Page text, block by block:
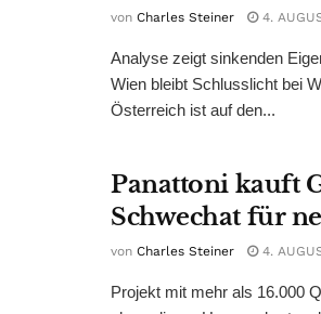
von Charles Steiner 4.
Analyse zeigt sinkenden
Wien bleibt Schlusslicht bei
Österreich ist auf den...
Panattoni kauft
Schwechat für
von Charles Steiner 4.
Projekt mit mehr als 16.000